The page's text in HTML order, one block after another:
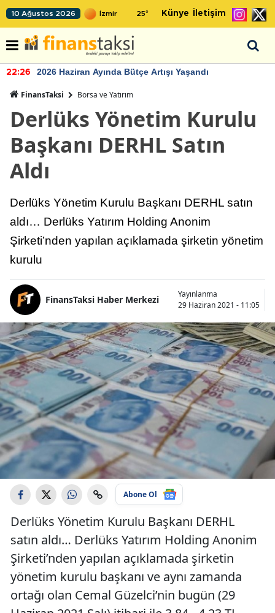
10 Ağustos 2026 25° Künye İletişim
22:26 2026 Haziran Ayında Bütçe Artışı Yaşandı
FinansTaksi Borsa ve Yatırım
Derlüks Yönetim Kurulu
Başkanı DERHL Satın
Aldı
Derlüks Yönetim Kurulu Başkanı DERHL satın
aldı… Derlüks Yatırım Holding Anonim
Şirketi’nden yapılan açıklamada şirketin yönetim
kurulu
FinansTaksi Haber Merkezi
Yayınlanma
29 Haziran 2021 - 11:05
Abone Ol
Derlüks Yönetim Kurulu Başkanı DERHL
satın aldı… Derlüks Yatırım Holding Anonim
Şirketi’nden yapılan açıklamada şirketin
yönetim kurulu başkanı ve aynı zamanda
ortağı olan Cemal Güzelci’nin bugün (29